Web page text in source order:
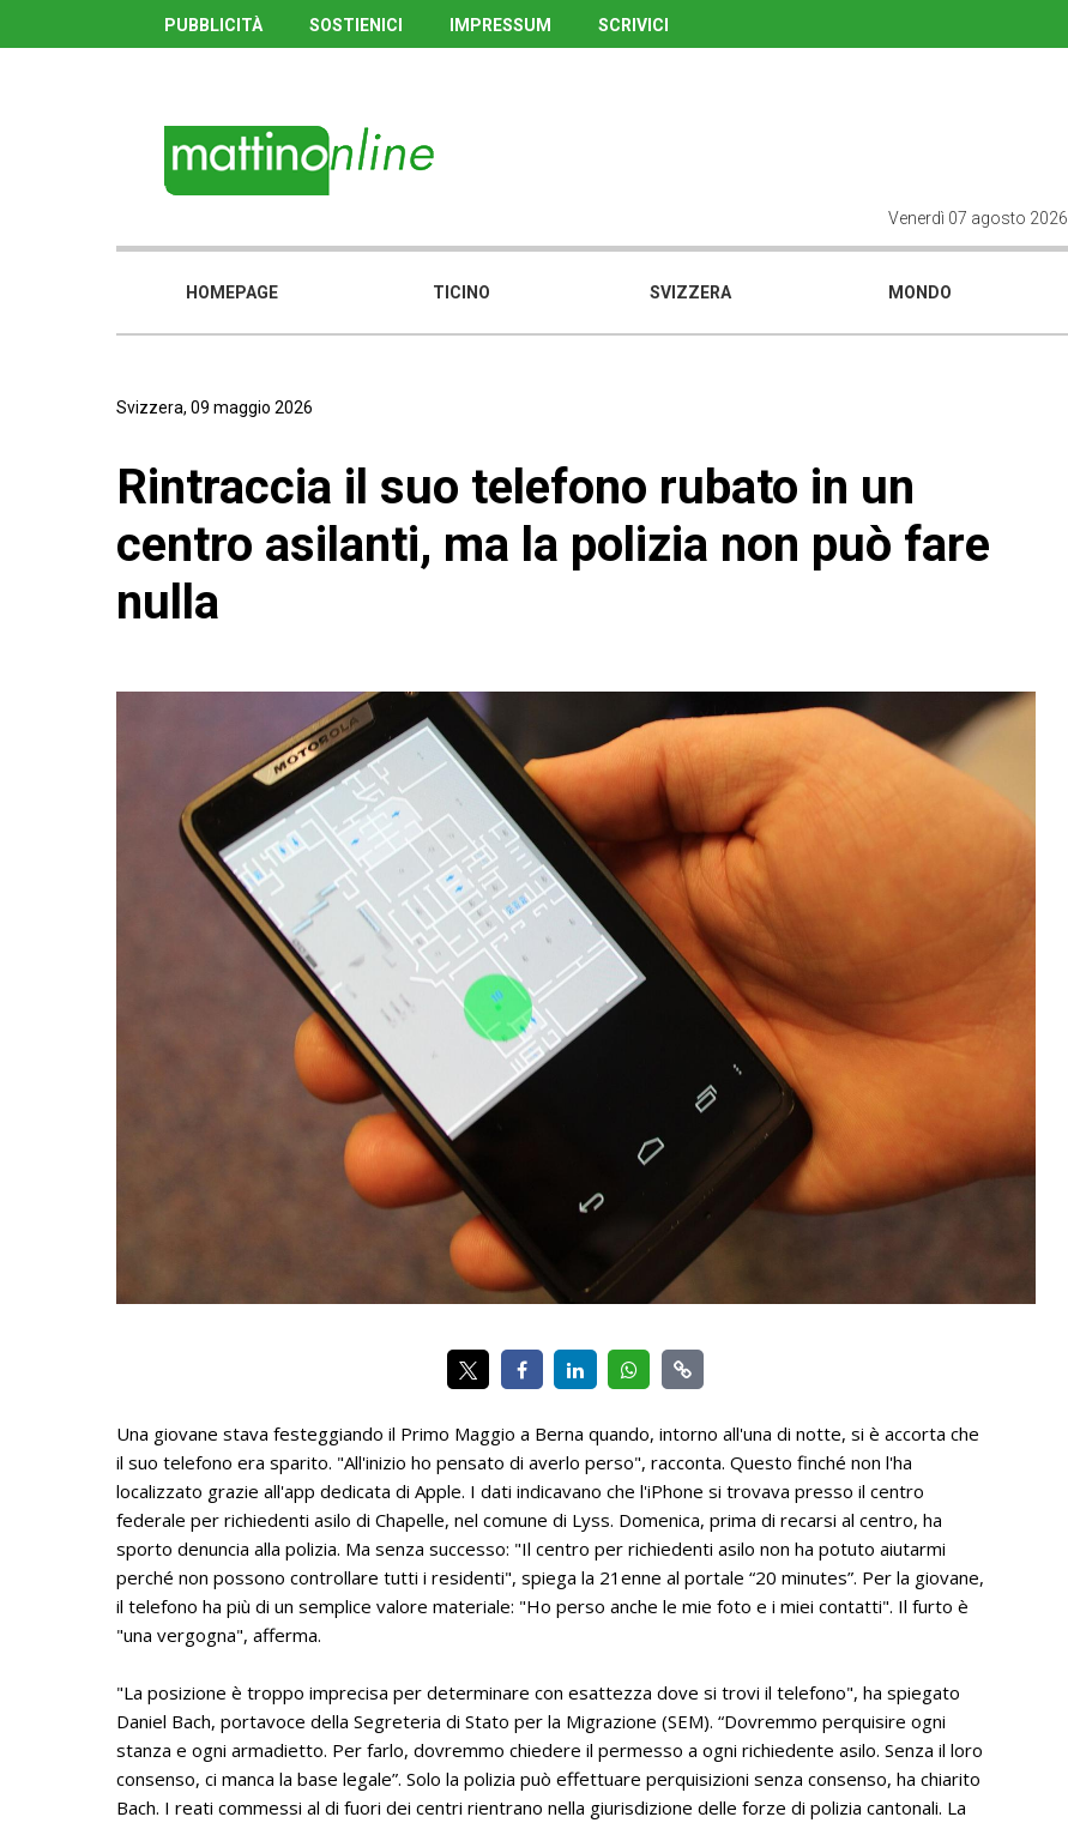
PUBBLICITÀ SOSTIENICI IMPRESSUM SCRIVICI
Venerdì 07 agosto 2026
HOMEPAGE TICINO SVIZZERA MONDO
Svizzera, 09 maggio 2026
Rintraccia il suo telefono rubato in un
centro asilanti, ma la polizia non può fare
nulla
Una giovane stava festeggiando il Primo Maggio a Berna quando, intorno all'una di notte, si è accorta che
il suo telefono era sparito. "All'inizio ho pensato di averlo perso", racconta. Questo finché non l'ha
localizzato grazie all'app dedicata di Apple. I dati indicavano che l'iPhone si trovava presso il centro
federale per richiedenti asilo di Chapelle, nel comune di Lyss. Domenica, prima di recarsi al centro, ha
sporto denuncia alla polizia. Ma senza successo: "Il centro per richiedenti asilo non ha potuto aiutarmi
perché non possono controllare tutti i residenti", spiega la 21enne al portale “20 minutes”. Per la giovane,
il telefono ha più di un semplice valore materiale: "Ho perso anche le mie foto e i miei contatti". Il furto è
"una vergogna", afferma.
"La posizione è troppo imprecisa per determinare con esattezza dove si trovi il telefono", ha spiegato
Daniel Bach, portavoce della Segreteria di Stato per la Migrazione (SEM). “Dovremmo perquisire ogni
stanza e ogni armadietto. Per farlo, dovremmo chiedere il permesso a ogni richiedente asilo. Senza il loro
consenso, ci manca la base legale”. Solo la polizia può effettuare perquisizioni senza consenso, ha chiarito
Bach. I reati commessi al di fuori dei centri rientrano nella giurisdizione delle forze di polizia cantonali. La